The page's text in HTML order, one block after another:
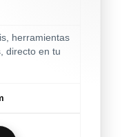
herramientas
directo en tu